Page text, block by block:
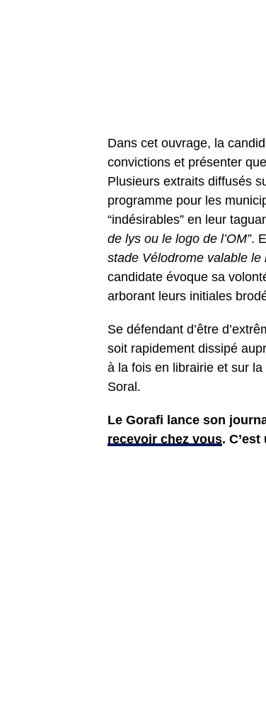
Dans cet ouvrage, la
convictions et présenter
Plusieurs extraits diffusés
programme pour les
“indésirables” en leur
de lys ou le logo de l’OM”.
stade Vélodrome valable le
candidate évoque sa
arborant leurs initiales
Se défendant d’être
soit rapidement dissipé
à la fois en librairie et sur
Soral.
Le Gorafi lance son
recevoir chez vous.